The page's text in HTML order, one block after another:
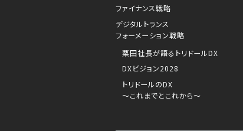
ファイナンス戦略
デジタルトランス
フォーメーション戦略
粟田社長が語るトリドールDX
DXビジョン2028
トリドールのDX
～これまでとこれから～